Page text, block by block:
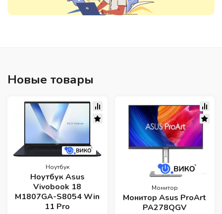
Новые товары
Ноутбук
Ноутбук Asus
Vivobook 18
M1807GA-S8054 Win
11 Pro
Монитор
Монитор Asus ProArt
PA278QGV